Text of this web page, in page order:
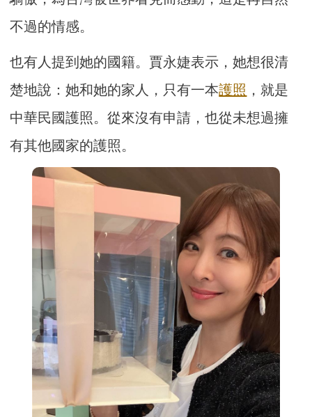
不過的情感。
也有人提到她的國籍。賈永婕表示，她想很清
楚地說：她和她的家人，只有一本護照 ，就是
中華民國護照。從來沒有申請，也從未想過擁
有其他國家的護照。